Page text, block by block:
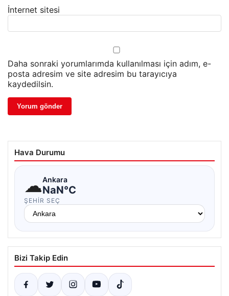
İnternet sitesi
Daha sonraki yorumlarımda kullanılması için adım, e-
posta adresim ve site adresim bu tarayıcıya
kaydedilsin.
Hava Durumu
☁Ankara
NaN°C
ŞEHIR SEÇ
Bizi Takip Edin